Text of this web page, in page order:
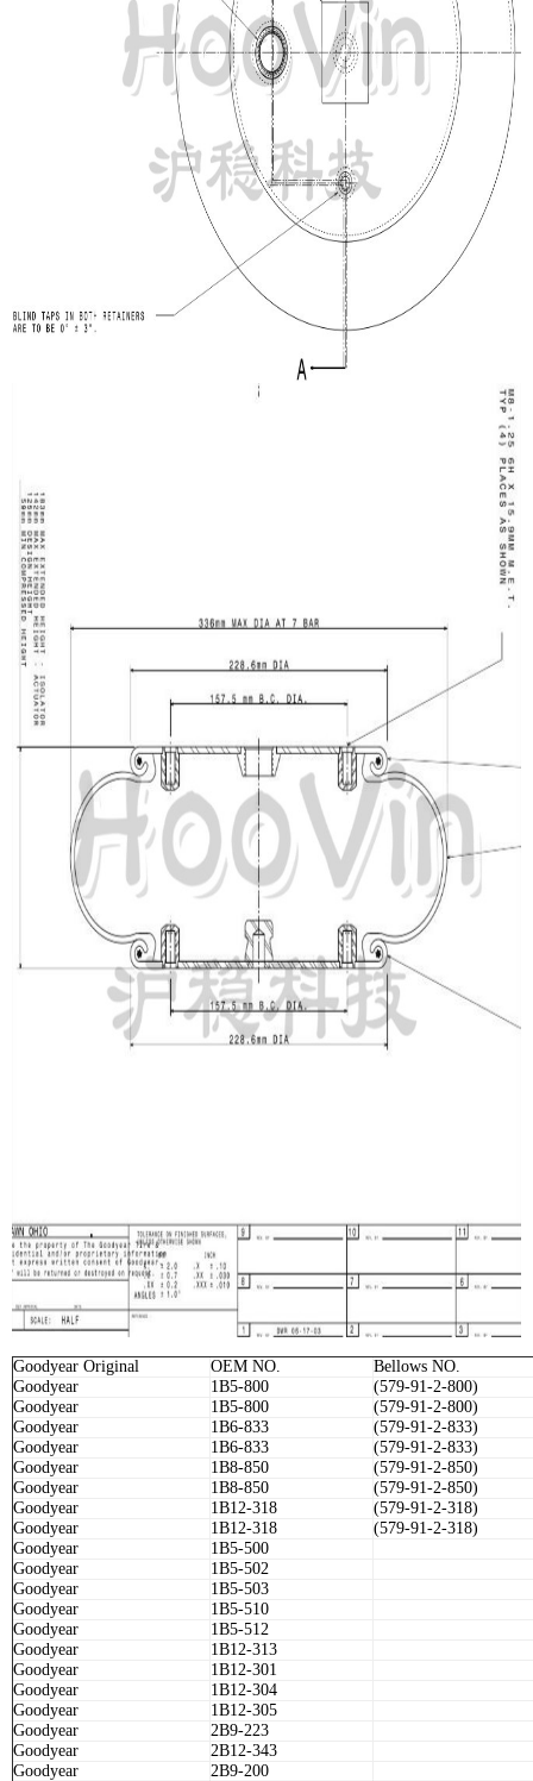
Goodyear Original OEM NO.
Bellows NO.
Goodyear
1B5-800
(579-91-2-800)
Goodyear
1B5-800
(579-91-2-800)
Goodyear
1B6-833
(579-91-2-833)
Goodyear
1B6-833
(579-91-2-833)
Goodyear
1B8-850
(579-91-2-850)
Goodyear
1B8-850
(579-91-2-850)
Goodyear
1B12-318
(579-91-2-318)
Goodyear
1B12-318
(579-91-2-318)
Goodyear
1B5-500
Goodyear
1B5-502
Goodyear
1B5-503
Goodyear
1B5-510
Goodyear
1B5-512
Goodyear
1B12-313
Goodyear
1B12-301
Goodyear
1B12-304
Goodyear
1B12-305
Goodyear
2B9-223
Goodyear
2B12-343
Goodyear
2B9-200